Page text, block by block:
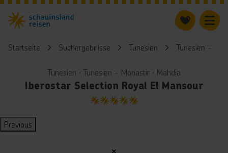
Startseite Suchergebnisse Tunesien Tunesien -
Tunesien ∙ Tunesien - Monastir ∙ Mahdia
Iberostar Selection Royal El Mansour
5
Previous